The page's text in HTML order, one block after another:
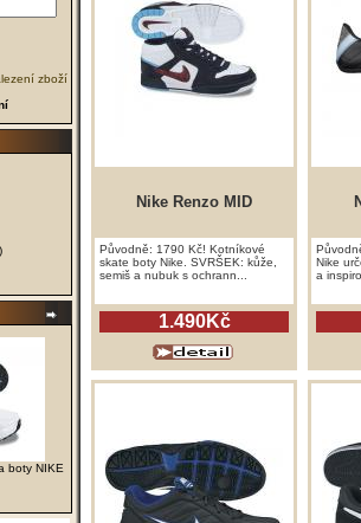
zboží
boty NIKE
Nike Renzo MID
Původně: 1790 Kč! Kotníkové
skate boty Nike. SVRŠEK: kůže,
semiš a nubuk s ochrann...
1.490Kč
Nike
a